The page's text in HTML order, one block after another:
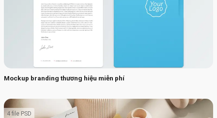
Mockup branding thương hiệu miễn phí
4 file PSD